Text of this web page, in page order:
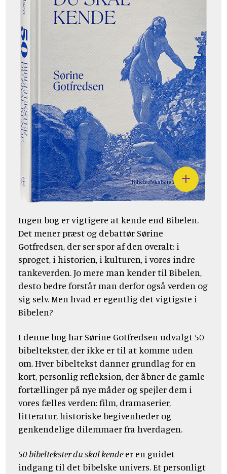
Ingen bog er vigtigere at kende end Bibelen.
Det mener præst og debattør Sørine
Gotfredsen, der ser spor af den overalt: i
sproget, i historien, i kulturen, i vores indre
tankeverden. Jo mere man kender til Bibelen,
desto bedre forstår man derfor også verden og
sig selv. Men hvad er egentlig det vigtigste i
Bibelen?
I denne bog har Sørine Gotfredsen udvalgt 50
bibeltekster, der ikke er til at komme uden
om. Hver bibeltekst danner grundlag for en
kort, personlig refleksion, der åbner de gamle
fortællinger på nye måder og spejler dem i
vores fælles verden: film, dramaserier,
litteratur, historiske begivenheder og
genkendelige dilemmaer fra hverdagen.
50 bibeltekster du skal kendeer en guidet
indgang til det bibelske univers. Et personligt